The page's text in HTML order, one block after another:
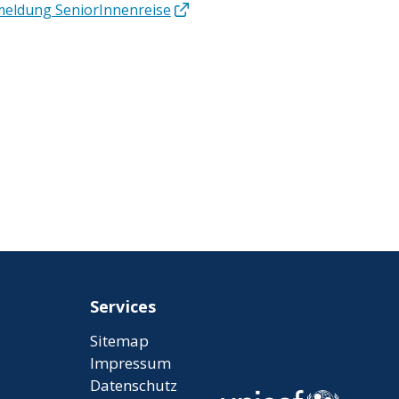
SeniorInnenreise
Services
Sitemap
Impressum
Datenschutz